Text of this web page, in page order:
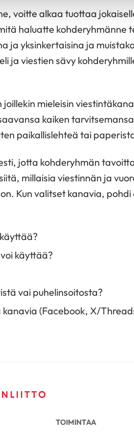
voitte alkaa tuottaa
haluatte kohderyhmänne
ja yksinkertaisina ja
ja viestien sävy
mieleisin
kaiken
paikallislehteä tai
jotta kohderyhmän
millaisia viestinnän ja
Kun valitset kanavia, pohdi
käyttää?
vai puhelinsoitosta?
(Facebook, X/
TOIMINTAA